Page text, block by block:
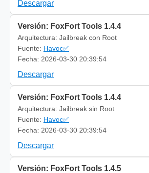
Descargar
Versión: FoxFort Tools 1.4.4
Arquitectura: Jailbreak con Root
Fuente: Havoc✅
Fecha: 2026-03-30 20:39:54
Descargar
Versión: FoxFort Tools 1.4.4
Arquitectura: Jailbreak sin Root
Fuente: Havoc✅
Fecha: 2026-03-30 20:39:54
Descargar
Versión: FoxFort Tools 1.4.5